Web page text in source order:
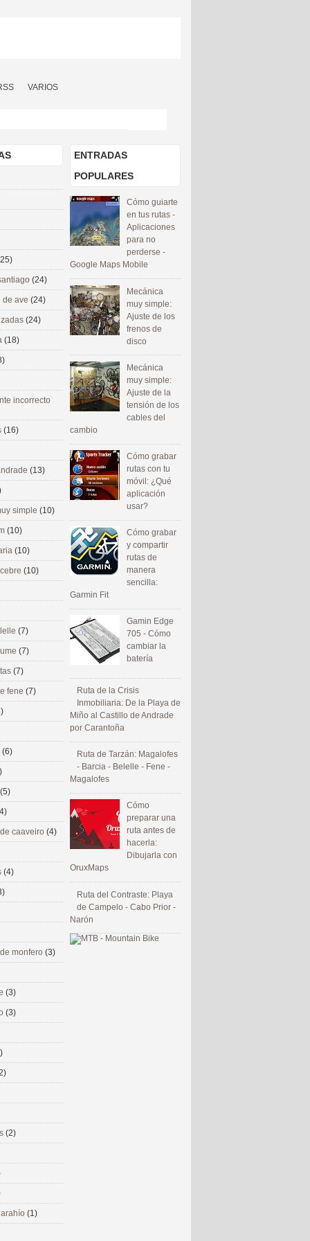
VARIOS
ENTRADAS
POPULARES
Cómo guiarte
en tus rutas -
Aplicaciones
para no
perderse -
Google Maps Mobile
Mecánica
muy simple:
Ajuste de los
frenos de
disco
Mecánica
muy simple:
Ajuste de la
tensión de los
cables del
cambio
Cómo grabar
rutas con tu
móvil: ¿Qué
aplicación
usar?
Cómo grabar
y compartir
rutas de
manera
sencilla:
Garmin Fit
Gamin Edge
705 - Cómo
cambiar la
batería
Ruta de la Crisis
Inmobiliaria: De la Playa de
Miño al Castillo de Andrade
por Carantoña
Ruta de Tarzán: Magalofes
- Barcia - Belelle - Fene -
Magalofes
Cómo
preparar una
ruta antes de
hacerla:
Dibujarla con
OruxMaps
Ruta del Contraste: Playa
de Campelo - Cabo Prior -
Narón
(24)
de ave (24)
(24)
(18)
incorrecto
(16)
(13)
simple (10)
(10)
(10)
(10)
(7)
(7)
(7)
fene (7)
(6)
(5)
caaveiro (4)
(4)
monfero (3)
(3)
(3)
(2)
(1)